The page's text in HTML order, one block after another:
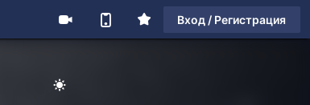
Вход / Регистрация